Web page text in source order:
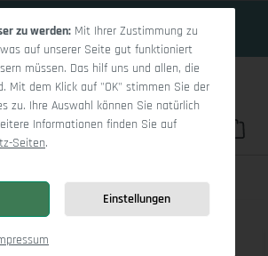
Du hast 0
Q Sessel
zu werden: Mit Ihrer Zustimmung zu
auf unserer Seite gut funktioniert
müssen. Das hilf uns und allen, die
Mit dem Klick auf "OK" stimmen Sie der
zu. Ihre Auswahl können Sie natürlich
Informationen finden Sie auf
Seiten.
Einstellungen